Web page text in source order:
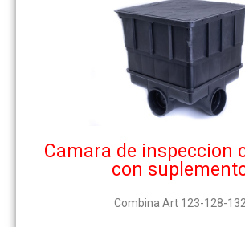
Camara de inspeccion
con
Combina Art 123-128-132